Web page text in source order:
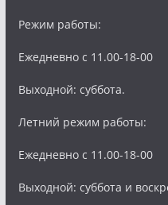
Режим работы:
Ежедневно с 11.00-18-00
Выходной: суббота.
Летний режим работы:
Ежедневно с 11.00-18-00
Выходной: суббота и